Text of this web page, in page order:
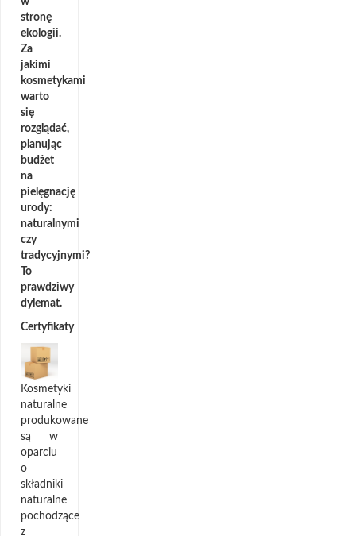
stronę
ekologii.
Za
jakimi
kosmetykami
warto
się
rozglądać,
planując
budżet
na
pielęgnację
urody:
naturalnymi
czy
tradycyjnymi?
To
prawdziwy
dylemat.
Certyfikaty
Kosmetyki
naturalne
produkowane
są w
oparciu
o
składniki
naturalne
pochodzące
z